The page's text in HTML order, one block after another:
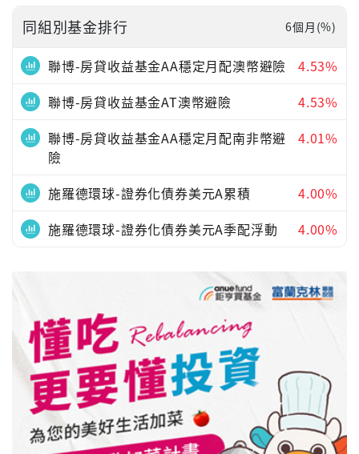
同組別基金排行 6個月(%)
聯博-房貸收益基金AA穩定月配澳幣避險
4.53%
聯博-房貸收益基金AT澳幣避險
4.53%
聯博-房貸收益基金AA穩定月配南非幣避
險
4.01%
施羅德環球-證券化債券美元A累積
4.00%
施羅德環球-證券化債券美元A季配浮動
4.00%